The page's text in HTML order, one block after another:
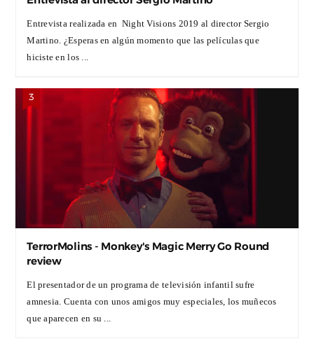
Entrevista realizada en Night Visions 2019 al director Sergio
Martino. ¿Esperas en algún momento que las películas que
hiciste en los ...
TerrorMolins - Monkey's Magic Merry Go Round
review
El presentador de un programa de televisión infantil sufre
amnesia. Cuenta con unos amigos muy especiales, los muñecos
que aparecen en su ...